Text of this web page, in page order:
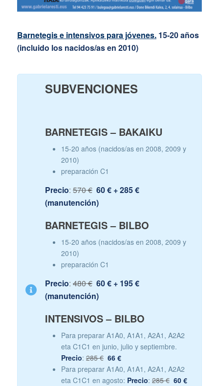
Barnetegis e intensivos para jóvenes. 15-20 años
(incluido los nacidos/as en 2010)
SUBVENCIONES
BARNETEGIS – BAKAIKU
15-20 años (nacidos/as en 2008, 2009 y
2010)
preparación C1
Precio: 570 € 60 € + 285 €
(manutención)
BARNETEGIS – BILBO
15-20 años (nacidos/as en 2008, 2009 y
2010)
preparación C1
Precio: 480 € 60 € + 195 €
(manutención)
INTENSIVOS – BILBO
Para preparar A1A0, A1A1, A2A1, A2A2
eta C1C1 en junio, julio y septiembre.
Precio: 285 € 66 €
Para preparar A1A0, A1A1, A2A1, A2A2
eta C1C1 en agosto: Precio: 285 € 60 €